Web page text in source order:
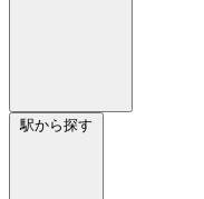
駅から探す